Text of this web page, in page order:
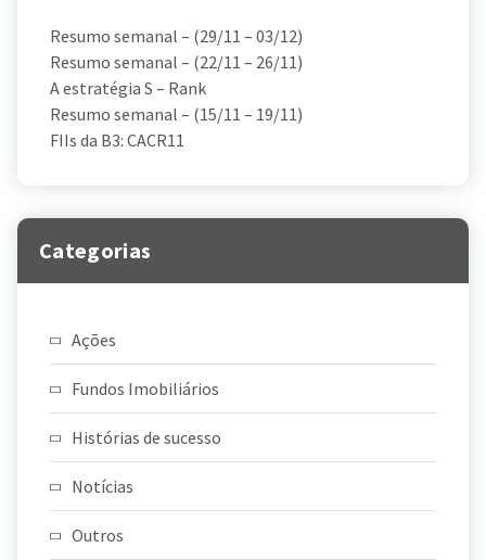
Resumo semanal – (29/11 – 03/12)
Resumo semanal – (22/11 – 26/11)
A estratégia S – Rank
Resumo semanal – (15/11 – 19/11)
FIIs da B3: CACR11
Categorias
Ações
Fundos Imobiliários
Histórias de sucesso
Notícias
Outros